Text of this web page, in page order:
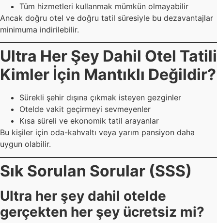
Tüm hizmetleri kullanmak mümkün olmayabilir
Ancak doğru otel ve doğru tatil süresiyle bu dezavantajlar
minimuma indirilebilir.
Ultra Her Şey Dahil Otel Tatili
Kimler İçin Mantıklı Değildir?
Sürekli şehir dışına çıkmak isteyen gezginler
Otelde vakit geçirmeyi sevmeyenler
Kısa süreli ve ekonomik tatil arayanlar
Bu kişiler için oda-kahvaltı veya yarım pansiyon daha
uygun olabilir.
Sık Sorulan Sorular (SSS)
Ultra her şey dahil otelde
gerçekten her şey ücretsiz mi?